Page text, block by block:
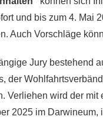
und bis zum 4. Mai
Auch Vorschläge
Jury bestehend
der
Verliehen wird der mit
2025 im Darwineum,